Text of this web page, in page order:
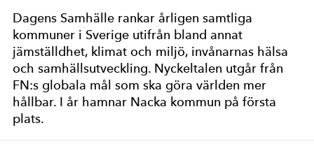
Dagens Samhälle rankar årligen samtliga
kommuner i Sverige utifrån bland annat
jämställdhet, klimat och miljö, invånarnas hälsa
och samhällsutveckling. Nyckeltalen utgår från
FN:s globala mål som ska göra världen mer
hållbar. I år hamnar Nacka kommun på första
plats.